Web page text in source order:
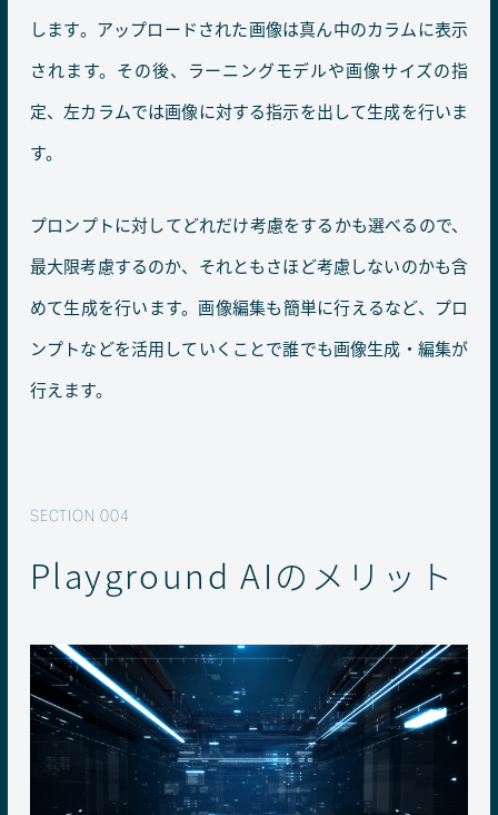
します。アップロードされた画像は真ん中のカラムに表示
されます。その後、ラーニングモデルや画像サイズの指
定、左カラムでは画像に対する指示を出して生成を行いま
す。
プロンプトに対してどれだけ考慮をするかも選べるので、
最大限考慮するのか、それともさほど考慮しないのかも含
めて生成を行います。画像編集も簡単に行えるなど、プロ
ンプトなどを活用していくことで誰でも画像生成・編集が
行えます。
Playground AIのメリット